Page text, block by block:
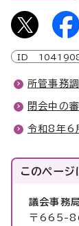
ID
所管事務
閉会中の
令和8年6
このページ
議会事務
〒665-